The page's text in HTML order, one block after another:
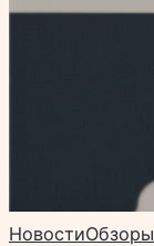
НовостиОбзоры